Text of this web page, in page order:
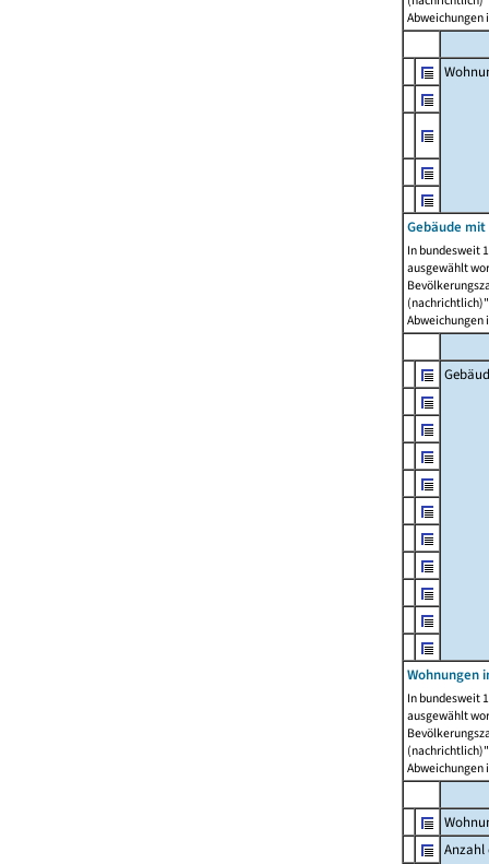
Abweichungen
Gebäude
In bundesweit
ausgewählt
Abweichungen
Wohnungen
In bundesweit
ausgewählt
Abweichungen
Anzahl